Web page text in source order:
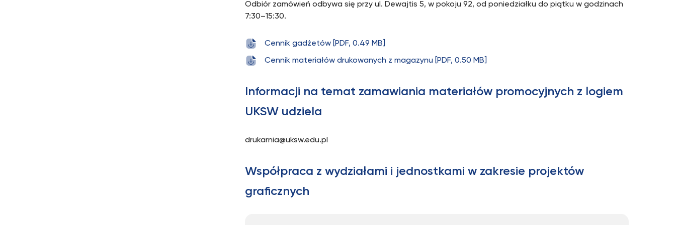
Odbiór zamówień odbywa się przy ul. Dewajtis 5, w pokoju 92, od poniedziałku do piątku w godzinach
7:30–15:30.
Cennik gadżetów [PDF, 0.49 MB]
Cennik materiałów drukowanych z magazynu [PDF, 0.50 MB]
Informacji na temat zamawiania materiałów promocyjnych z logiem
UKSW udziela
drukarnia@uksw.edu.pl
Współpraca z wydziałami i jednostkami w zakresie projektów
graficznych